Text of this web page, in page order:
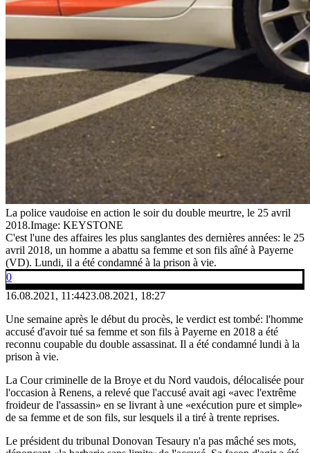
La police vaudoise en action le soir du double meurtre, le 25 avril
2018.Image: KEYSTONE
C'est l'une des affaires les plus sanglantes des dernières années: le 25
avril 2018, un homme a abattu sa femme et son fils aîné à Payerne
(VD). Lundi, il a été condamné à la prison à vie.
0
16.08.2021, 11:4423.08.2021, 18:27
Une semaine après le début du procès, le verdict est tombé: l'homme
accusé d'avoir tué sa femme et son fils à Payerne en 2018 a été
reconnu coupable du double assassinat. Il a été condamné lundi à la
prison à vie.
La Cour criminelle de la Broye et du Nord vaudois, délocalisée pour
l'occasion à Renens, a relevé que l'accusé avait agi «avec l'extrême
froideur de l'assassin» en se livrant à une «exécution pure et simple»
de sa femme et de son fils, sur lesquels il a tiré à trente reprises.
Le président du tribunal Donovan Tesaury n'a pas mâché ses mots,